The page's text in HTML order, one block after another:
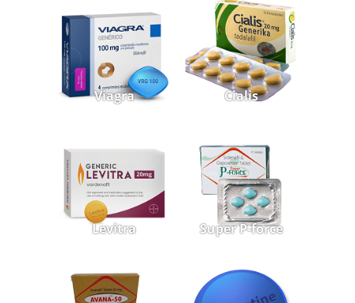
Viagra Cialis
Levitra Super P-force